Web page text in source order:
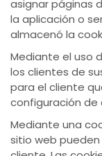
asignar páginas
la aplicación o
almacenó la
Mediante el uso
los clientes de
para el cliente
configuración de
Mediante una
sitio web